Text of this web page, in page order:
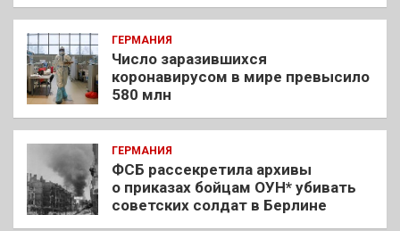
ГЕРМАНИЯ
Число заразившихся
коронавирусом в мире превысило
580 млн
ГЕРМАНИЯ
ФСБ рассекретила архивы
о приказах бойцам ОУН* убивать
советских солдат в Берлине